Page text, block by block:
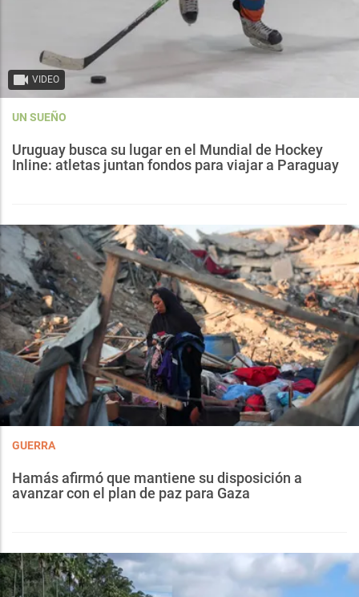
VIDEO
UN SUEÑO
Uruguay busca su lugar en el Mundial de Hockey
Inline: atletas juntan fondos para viajar a Paraguay
GUERRA
Hamás afirmó que mantiene su disposición a
avanzar con el plan de paz para Gaza